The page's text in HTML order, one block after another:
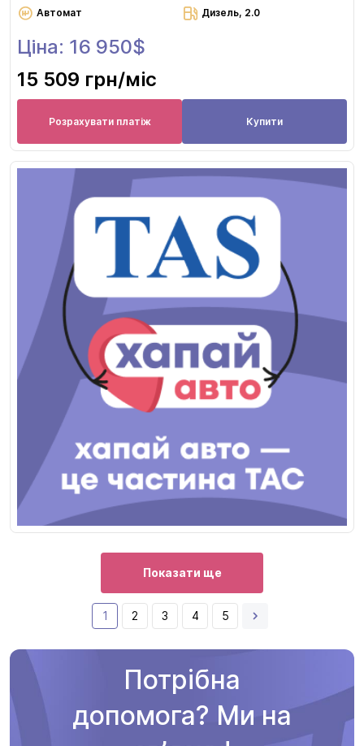
Автомат Дизель, 2.0
Ціна: 16 950$
15 509 грн/міс
Розрахувати платіж Купити
Показати ще
1 2 3 4 5
Потрібна
допомога? Ми на